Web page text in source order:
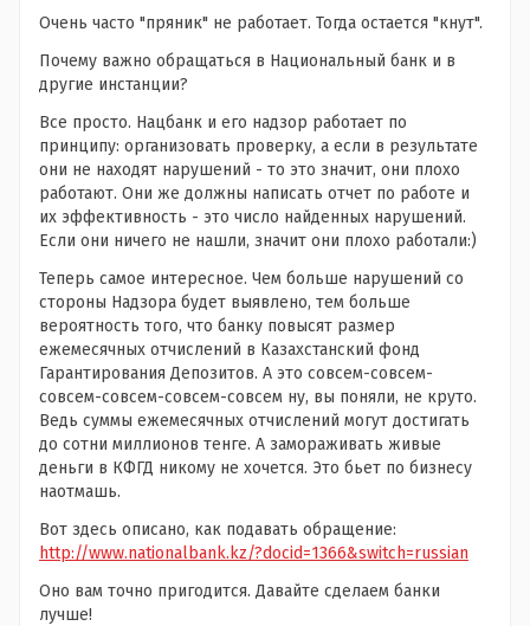
Очень часто "пряник" не работает. Тогда остается "кнут".
Почему важно обращаться в Национальный банк и в
другие инстанции?
Все просто. Нацбанк и его надзор работает по
принципу: организовать проверку, а если в результате
они не находят нарушений - то это значит, они плохо
работают. Они же должны написать отчет по работе и
их эффективность - это число найденных нарушений.
Если они ничего не нашли, значит они плохо работали:)
Теперь самое интересное. Чем больше нарушений со
стороны Надзора будет выявлено, тем больше
вероятность того, что банку повысят размер
ежемесячных отчислений в Казахстанский фонд
Гарантирования Депозитов. А это совсем-совсем-
совсем-совсем-совсем-совсем ну, вы поняли, не круто.
Ведь суммы ежемесячных отчислений могут достигать
до сотни миллионов тенге. А замораживать живые
деньги в КФГД никому не хочется. Это бьет по бизнесу
наотмашь.
Вот здесь описано, как подавать обращение:
http://www.nationalbank.kz/?docid=1366&switch=russian
Оно вам точно пригодится. Давайте сделаем банки
лучше!